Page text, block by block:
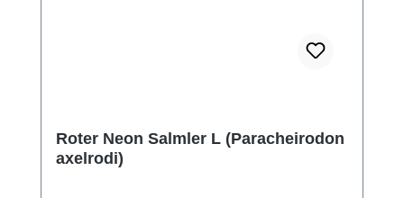
Roter Neon Salmler L (Paracheirodon
axelrodi)